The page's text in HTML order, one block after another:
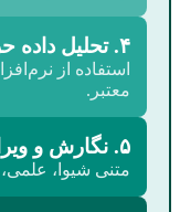
۴. تحلیل داده حرفه‌ای
استفاده از
معتبر.
۵. نگارش و ویرایش تخصصی
متنی شیوا،